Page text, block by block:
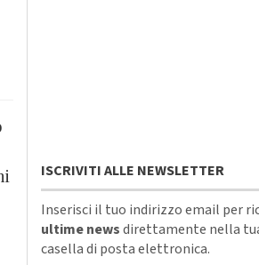
ISCRIVITI ALLE NEWSLETTER
Inserisci il tuo indirizzo email per
ultime newsdirettamente nella
casella di posta elettronica.